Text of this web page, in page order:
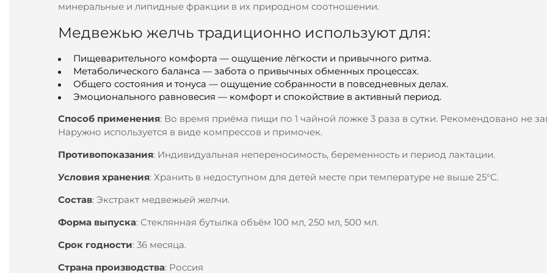
минеральные и липидные фракции в их природном соотношении.
Медвежью желчь традиционно используют для:
Пищеварительного комфорта — ощущение лёгкости и привычного ритма.
Метаболического баланса — забота о привычных обменных процессах.
Общего состояния и тонуса — ощущение собранности в повседневных делах.
Эмоционального равновесия — комфорт и спокойствие в активный период.
Способ применения: Во время приёма пищи по 1 чайной ложке 3 раза в сутки. Рекомендовано не
Наружно используется в виде компрессов и примочек.
Противопоказания: Индивидуальная непереносимость, беременность и период лактации.
Условия хранения: Хранить в недоступном для детей месте при температуре не выше 25°С.
Состав: Экстракт медвежьей желчи.
Форма выпуска: Стеклянная бутылка объём 100 мл, 250 мл, 500 мл.
Срок годности: 36 месяца.
Страна производства: Россия